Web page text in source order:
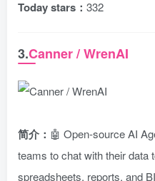
Today stars： 332
3.Canner / WrenAI
简介： 🤖 Open-source AI
teams to chat with their data
spreadsheets, reports, and